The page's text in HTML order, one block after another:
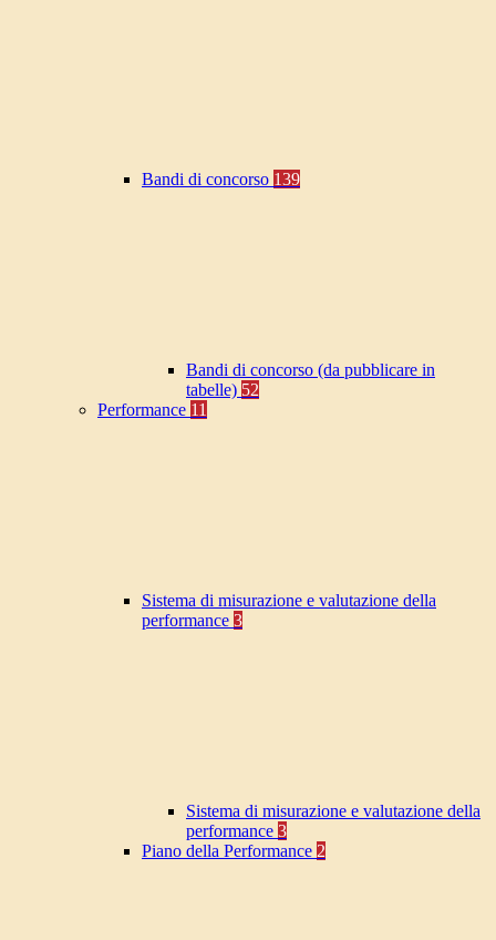
Bandi di concorso 139
Bandi di concorso (da pubblicare in
tabelle) 52
Performance 11
Sistema di misurazione e valutazione della
performance 3
Sistema di misurazione e valutazione della
performance 3
Piano della Performance 2